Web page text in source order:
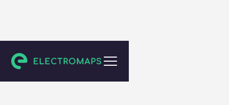
Cáceres